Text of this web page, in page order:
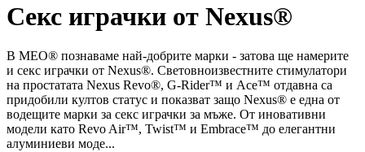
Секс играчки от Nexus®
В MEO® познаваме най-добрите марки - затова ще намерите
и секс играчки от Nexus®. Световноизвестните стимулатори
на простатата Nexus Revo®, G-Rider™ и Ace™ отдавна са
придобили култов статус и показват защо Nexus® е една от
водещите марки за секс играчки за мъже. От иновативни
модели като Revo Air™, Twist™ и Embrace™ до елегантни
алуминиеви моде...